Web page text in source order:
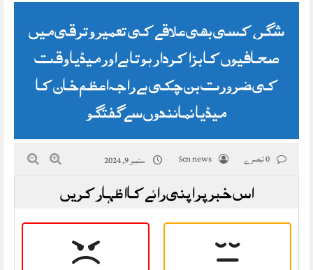
شگر، کسی بھی علاقے کی تعمیر وترقی میں
صحافیوں کا بڑا کردار ہوتا ہے اور میڈیا وقت
کی ضرورت بن چکی ہے راجہ اعظم خان کا
میڈیا نمائندوں سے گفتگو
5cn news ستمبر 9, 2024
اس خبر پر اپنی رائے کا اظہار کریں